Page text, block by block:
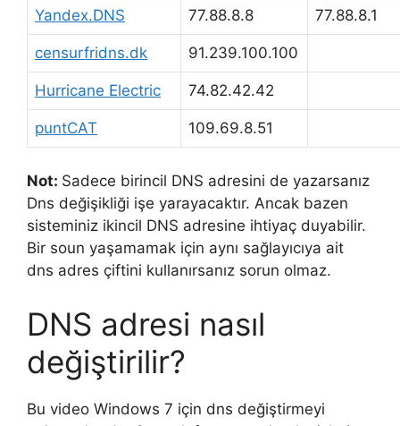
Yandex.DNS 77.88.8.8 77.88.8.1
censurfridns.dk 91.239.100.100
Hurricane Electric 74.82.42.42
puntCAT 109.69.8.51
Not: Sadece birincil DNS adresini de yazarsanız
Dns değişikliği işe yarayacaktır. Ancak bazen
sisteminiz ikincil DNS adresine ihtiyaç duyabilir.
Bir soun yaşamamak için aynı sağlayıcıya ait
dns adres çiftini kullanırsanız sorun olmaz.
DNS adresi nasıl
değiştirilir?
Bu video Windows 7 için dns değiştirmeyi